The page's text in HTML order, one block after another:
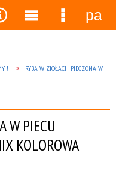
!
RYBA W ZIOŁACH PIECZONA W
W PIECU
KOLOROWA
MenuMenu